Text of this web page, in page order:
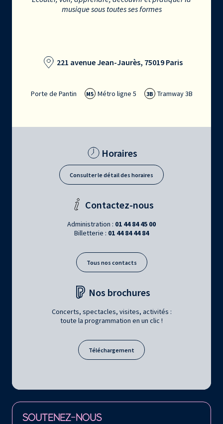
musique sous toutes ses formes
221 avenue Jean-Jaurès, 75019 Paris
Porte de Pantin M5 Métro ligne 5 3B Tramway 3B
Horaires
Consulter le détail des horaires
Contactez-nous
Administration : 01 44 84 45 00
Billetterie : 01 44 84 44 84
Tous nos contacts
Nos brochures
Concerts, spectacles, visites, activités :
toute la programmation en un clic !
Téléchargement
SOUTENEZ-NOUS
Retrouvez la Philharmonie de Paris sur